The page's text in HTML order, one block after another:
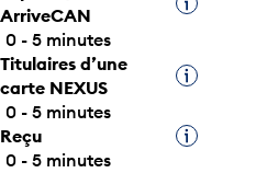
ArriveCAN
0 - 5 minutes
Titulaires d’une
carte NEXUS
Infobulle
0 - 5 minutes
Reçu
Infobulle
0 - 5 minutes